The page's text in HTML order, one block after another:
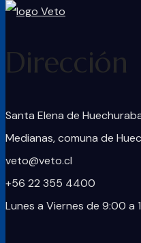
Dirección
Santa Elena de
Medianas, comuna de
veto@veto.cl
+56 22 355 4400
Lunes a Viernes de 9:00 a